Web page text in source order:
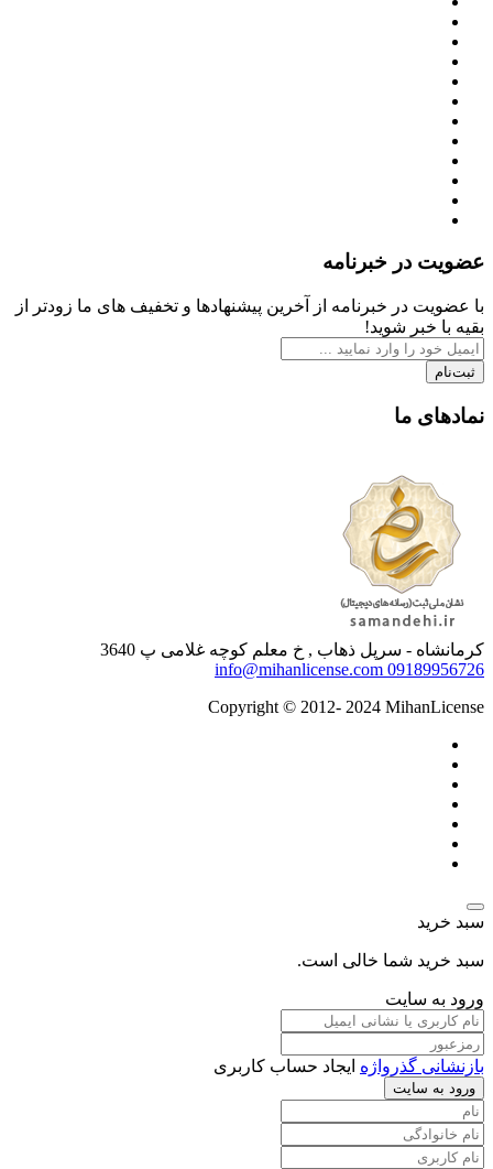
عضویت در خبرنامه
با عضویت در خبرنامه از آخرین پیشنهادها و تخفیف های ما زودتر از
بقیه با خبر شوید!
ثبت‌نام
نمادهای ما
کرمانشاه - سرپل ذهاب , خ معلم کوچه غلامی پ 3640
09189956726
info@mihanlicense.com
Copyright © 2012- 2024 MihanLicense
سبد خرید
سبد خرید شما خالی است.
ورود به سایت
بازنشانی گذرواژه ایجاد حساب کاربری
ورود به سایت